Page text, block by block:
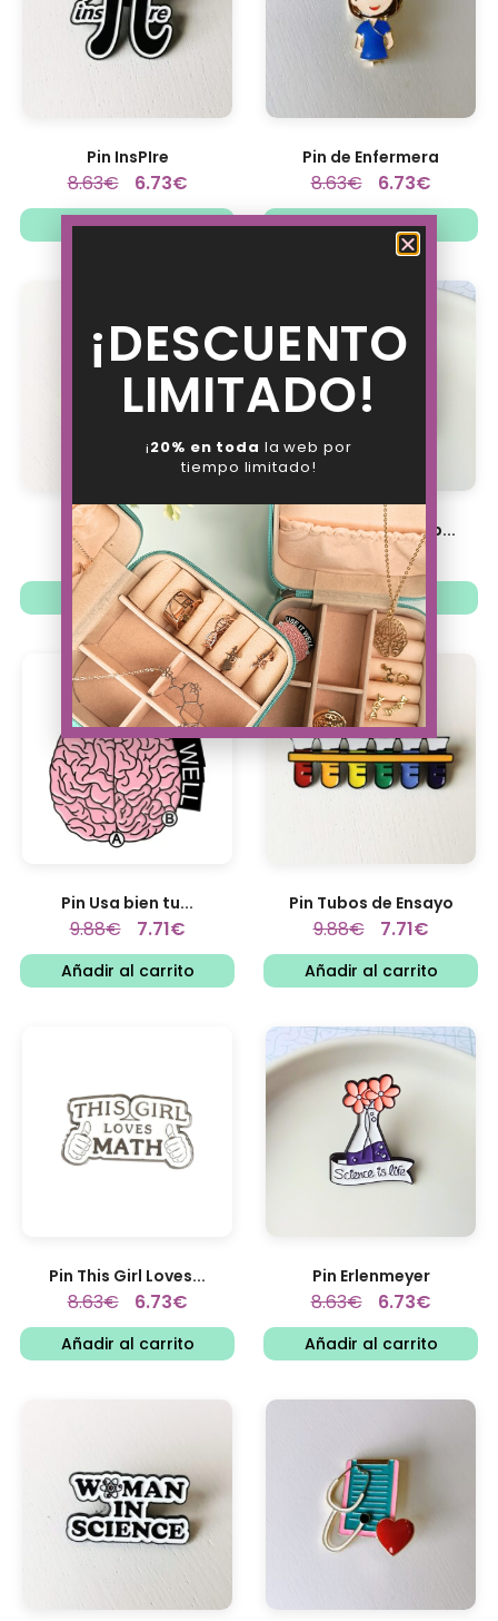
Pin InsPIre
8.63€ 6.73€
Añadir al carrito
Pin de Enfermera
8.63€ 6.73€
Añadir al carrito
Pin My Constant
8.63€ 6.73€
Añadir al carrito
Pin Matraz Live Lab...
8.63 6.73€
Añadir al carrito
Pin Usa bien tu...
9.88€ 7.71€
Añadir al carrito
Pin Tubos de Ensayo
9.88€ 7.71€
Añadir al carrito
Pin This Girl Loves...
8.63€ 6.73€
Añadir al carrito
Pin Erlenmeyer
8.63€ 6.73€
Añadir al carrito
¡DESCUENTO
LIMITADO!
¡20% en toda la web por
tiempo limitado!